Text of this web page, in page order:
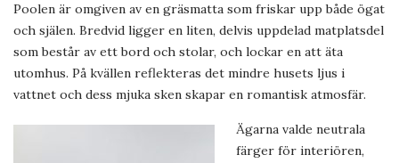
Poolen är omgiven av en gräsmatta som friskar upp både ögat
och själen. Bredvid ligger en liten, delvis uppdelad matplatsdel
som består av ett bord och stolar, och lockar en att äta
utomhus. På kvällen reflekteras det mindre husets ljus i
vattnet och dess mjuka sken skapar en romantisk atmosfär.
Ägarna valde neutrala
färger för interiören,